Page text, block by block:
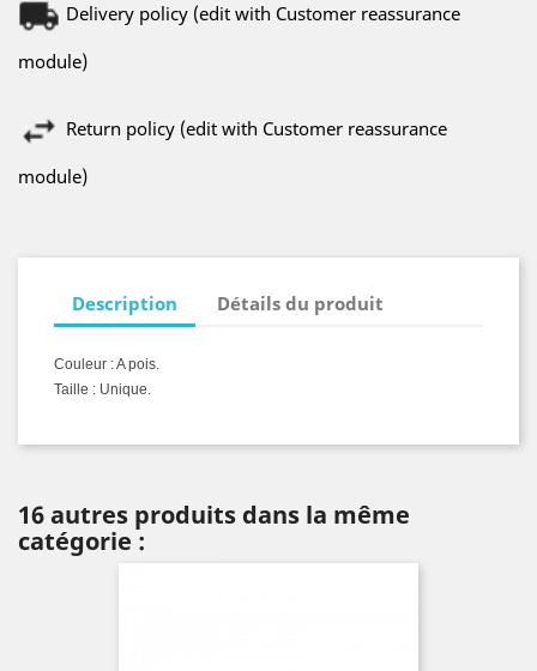
Delivery policy (edit with Customer reassurance
module)
Return policy (edit with Customer reassurance
module)
Description Détails du produit
Couleur : A pois.
Taille : Unique.
16 autres produits dans la même
catégorie :